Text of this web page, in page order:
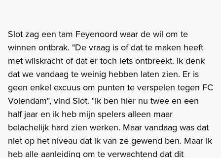
Slot zag een tam Feyenoord waar de wil om te
winnen ontbrak. "De vraag is of dat te maken heeft
met wilskracht of dat er toch iets ontbreekt. Ik denk
dat we vandaag te weinig hebben laten zien. Er is
geen enkel excuus om punten te verspelen tegen FC
Volendam", vind Slot. "Ik ben hier nu twee en een
half jaar en ik heb mijn spelers alleen maar
belachelijk hard zien werken. Maar vandaag was dat
niet op het niveau dat ik van ze gewend ben. Maar ik
heb alle aanleiding om te verwachtend dat dit